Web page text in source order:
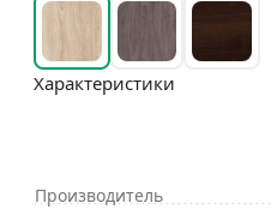
Характеристики
Производитель